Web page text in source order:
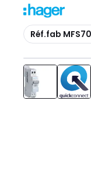
Copie
Réf.fab